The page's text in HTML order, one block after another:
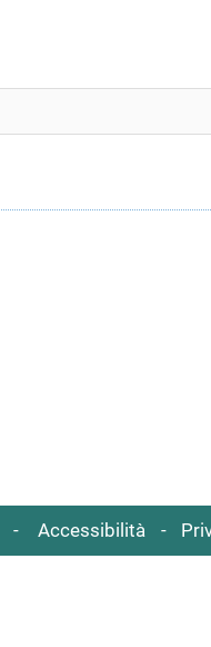
Accessibilità